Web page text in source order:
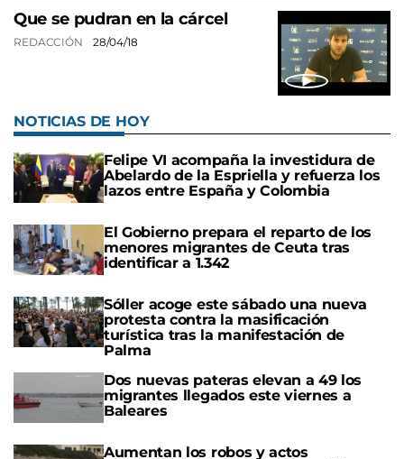
Que se pudran en la cárcel
REDACCIÓN 28/04/18
NOTICIAS DE HOY
Felipe VI acompaña la investidura de
Abelardo de la Espriella y refuerza los
lazos entre España y Colombia
El Gobierno prepara el reparto de los
menores migrantes de Ceuta tras
identificar a 1.342
Sóller acoge este sábado una nueva
protesta contra la masificación
turística tras la manifestación de
Palma
Dos nuevas pateras elevan a 49 los
migrantes llegados este viernes a
Baleares
Aumentan los robos y actos